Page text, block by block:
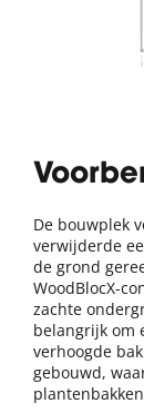
De bouwplek
verwijderde
de grond
WoodBlocX-
zachte
belangrijk om
verhoogde
gebouwd,